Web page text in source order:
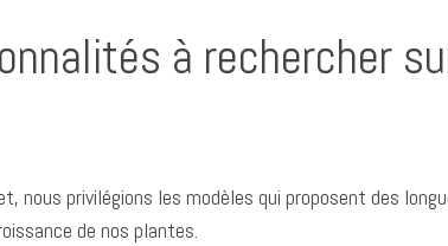
à rechercher
privilégions les modèles qui proposent des
de nos plantes.